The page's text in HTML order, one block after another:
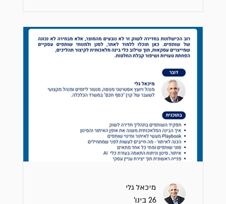
בוחרים שוק בתהליך יזום ורק אח"כ שותף. פנייה
השוק והערוצים לפני בחירת שותף השקיעו מאמץ
בלימוד שוק היעד ל
מיכאל גלי
26 בינו׳